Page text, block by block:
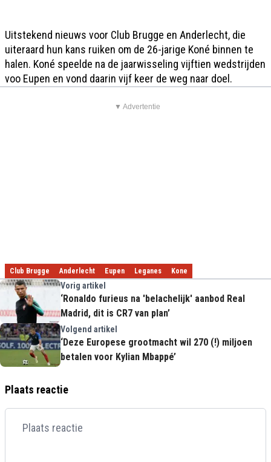
Uitstekend nieuws voor Club Brugge en Anderlecht, die
uiteraard hun kans ruiken om de 26-jarige Koné binnen te
halen. Koné speelde na de jaarwisseling vijftien wedstrijden
voo Eupen en vond daarin vijf keer de weg naar doel.
▼ Advertentie
Club Brugge Anderlecht Eupen Leganes Kone
Vorig artikel
‘Ronaldo furieus na 'belachelijk' aanbod Real
Madrid, dit is CR7 van plan’
Volgend artikel
‘Deze Europese grootmacht wil 270 (!) miljoen
betalen voor Kylian Mbappé’
Plaats reactie